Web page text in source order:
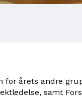
årets andre
samt